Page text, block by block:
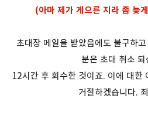
(아마 제가 게으른 지라 좀 늦
초대장 메일을 받았음에도 불구하
분은 초대 취소 되
12시간 후 회수한 것이죠. 이에 대한
거절하겠습니다.